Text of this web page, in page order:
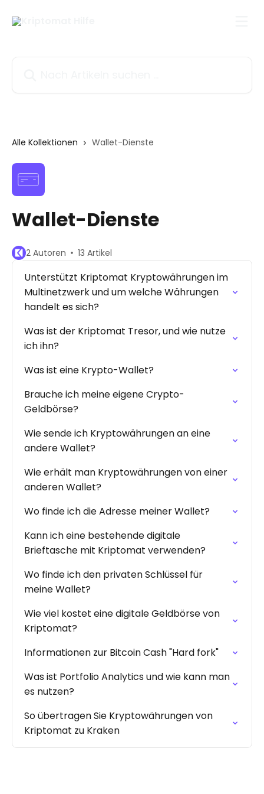
Alle Kollektionen Wallet-Dienste
Wallet-Dienste
2 Autoren 13 Artikel
Unterstützt Kriptomat Kryptowährungen im
Multinetzwerk und um welche Währungen
handelt es sich?
Was ist der Kriptomat Tresor, und wie nutze
ich ihn?
Was ist eine Krypto-Wallet?
Brauche ich meine eigene Crypto-
Geldbörse?
Wie sende ich Kryptowährungen an eine
andere Wallet?
Wie erhält man Kryptowährungen von einer
anderen Wallet?
Wo finde ich die Adresse meiner Wallet?
Kann ich eine bestehende digitale
Brieftasche mit Kriptomat verwenden?
Wo finde ich den privaten Schlüssel für
meine Wallet?
Wie viel kostet eine digitale Geldbörse von
Kriptomat?
Informationen zur Bitcoin Cash "Hard fork"
Was ist Portfolio Analytics und wie kann man
es nutzen?
So übertragen Sie Kryptowährungen von
Kriptomat zu Kraken